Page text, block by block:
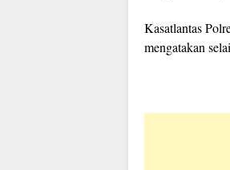
Kasatlantas
mengatakan